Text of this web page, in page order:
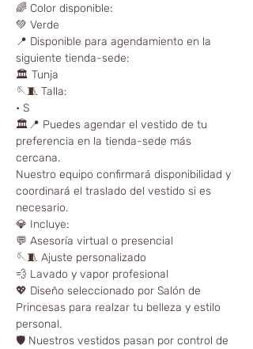
🌈 Color disponible:
💚 Verde
📍 Disponible para agendamiento en la
siguiente tienda-sede:
🏛️ Tunja
🪡🧵 Talla:
• S
🏛📍 Puedes agendar el vestido de tu
preferencia en la tienda-sede más
cercana.
Nuestro equipo confirmará disponibilidad y
coordinará el traslado del vestido si es
necesario.
💎 Incluye:
💬 Asesoría virtual o presencial
🪡🧵 Ajuste personalizado
💨 Lavado y vapor profesional
💖 Diseño seleccionado por Salón de
Princesas para realzar tu belleza y estilo
personal.
🛡️ Nuestros vestidos pasan por control de